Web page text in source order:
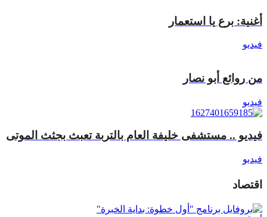
أغنية: برع يا استعمار
فيديو
من روائع أبو نصار
فيديو
فيديو .. مستشفى خليفة العام بالتربة تعبث بجثث الموتى
فيديو
اقتصاد